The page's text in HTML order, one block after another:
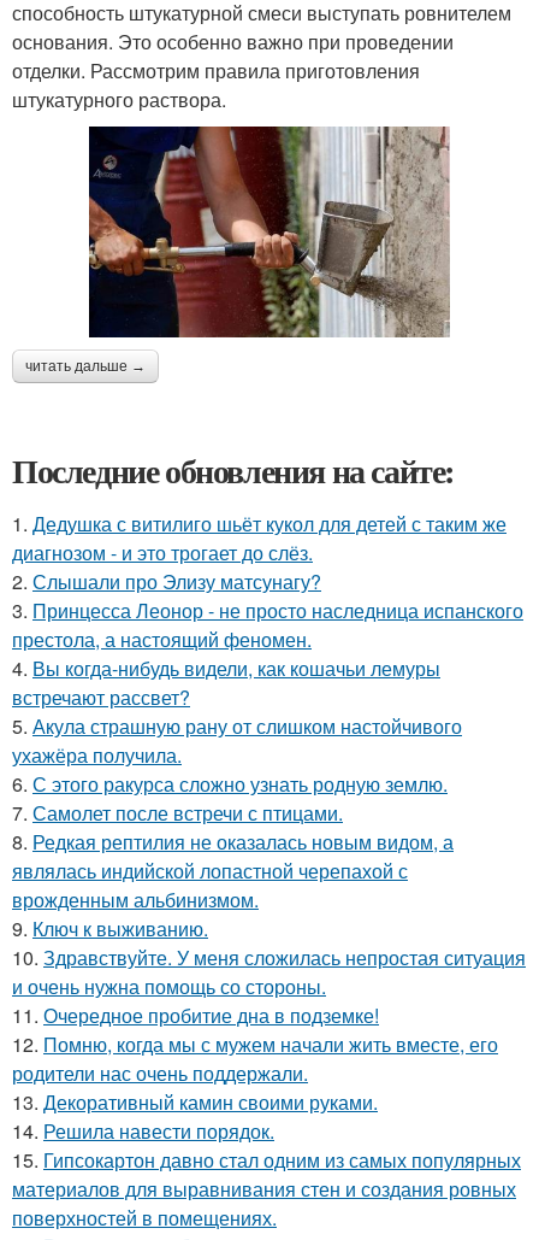
способность штукатурной смеси выступать ровнителем
основания. Это особенно важно при проведении
отделки. Рассмотрим правила приготовления
штукатурного раствора.
читать дальше →
Последние обновления на сайте:
1. Дедушка с витилиго шьёт кукол для детей с таким же
диагнозом - и это трогает до слёз.
2. Слышали про Элизу матсунагу?
3. Принцесса Леонор - не просто наследница испанского
престола, а настоящий феномен.
4. Вы когда-нибудь видели, как кошачьи лемуры
встречают рассвет?
5. Акула страшную рану от слишком настойчивого
ухажёра получила.
6. С этого ракурса сложно узнать родную землю.
7. Самолет после встречи с птицами.
8. Редкая рептилия не оказалась новым видом, а
являлась индийской лопастной черепахой с
врожденным альбинизмом.
9. Ключ к выживанию.
10. Здравствуйте. У меня сложилась непростая ситуация
и очень нужна помощь со стороны.
11. Очередное пробитие дна в подземке!
12. Помню, когда мы с мужем начали жить вместе, его
родители нас очень поддержали.
13. Декоративный камин своими руками.
14. Решила навести порядок.
15. Гипсокартон давно стал одним из самых популярных
материалов для выравнивания стен и создания ровных
поверхностей в помещениях.